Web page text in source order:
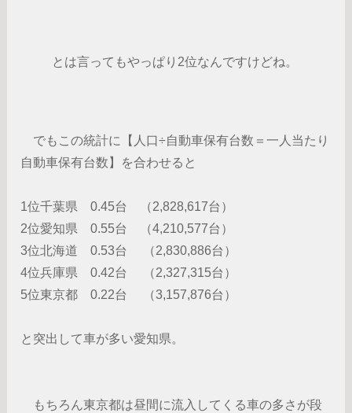
とは言ってもやっぱり2位なんですけどね。
でもこの統計に【人口÷自動車保有台数＝一人当たり
自動車保有台数】を合わせると
1位千葉県 0.45台 （2,828,617台）
2位愛知県 0.55台 （4,210,577台）
3位北海道 0.53台 （2,830,886台）
4位兵庫県 0.42台 （2,327,315台）
5位東京都 0.22台 （3,157,876台）
と突出して車が多い愛知県。
もちろん東京都は昼間に流入してくる車の多さが段